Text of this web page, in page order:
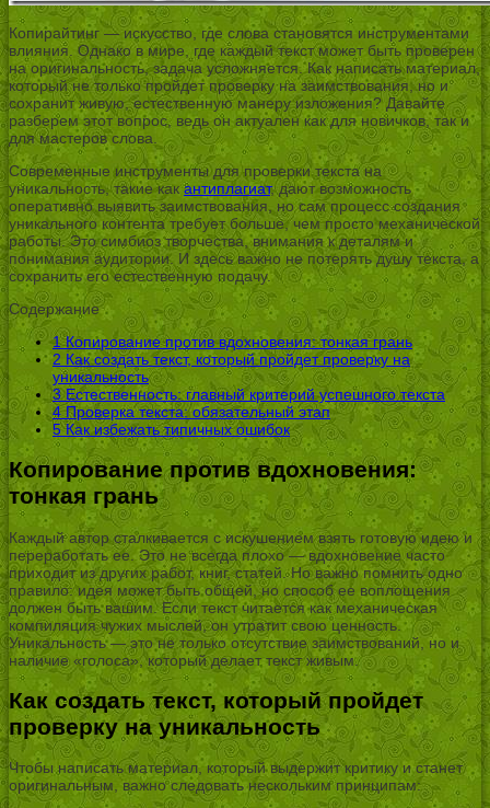
Копирайтинг — искусство, где слова становятся инструментами
влияния. Однако в мире, где каждый текст может быть проверен
на оригинальность, задача усложняется. Как написать материал,
который не только пройдет проверку на заимствования, но и
сохранит живую, естественную манеру изложения? Давайте
разберем этот вопрос, ведь он актуален как для новичков, так и
для мастеров слова.
Современные инструменты для проверки текста на
уникальность, такие как антиплагиат, дают возможность
оперативно выявить заимствования, но сам процесс создания
уникального контента требует больше, чем просто механической
работы. Это симбиоз творчества, внимания к деталям и
понимания аудитории. И здесь важно не потерять душу текста, а
сохранить его естественную подачу.
Содержание
1Копирование против вдохновения: тонкая грань
2 Как создать текст, который пройдет проверку на
уникальность
3 Естественность: главный критерий успешного текста
4Проверка текста: обязательный этап
5Как избежать типичных ошибок
Копирование против вдохновения:
тонкая грань
Каждый автор сталкивается с искушением взять готовую идею и
переработать ее. Это не всегда плохо — вдохновение часто
приходит из других работ, книг, статей. Но важно помнить одно
правило: идея может быть общей, но способ ее воплощения
должен быть вашим. Если текст читается как механическая
компиляция чужих мыслей, он утратит свою ценность.
Уникальность — это не только отсутствие заимствований, но и
наличие «голоса», который делает текст живым.
Как создать текст, который пройдет
проверку на уникальность
Чтобы написать материал, который выдержит критику и станет
оригинальным, важно следовать нескольким принципам: